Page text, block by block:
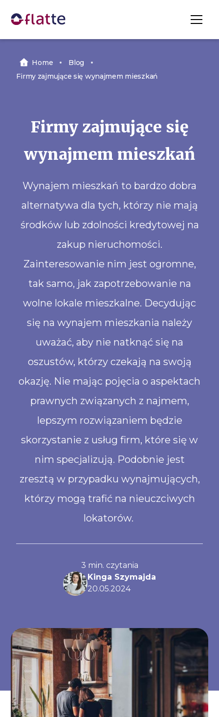
Home
Blog
Firmy zajmujące się wynajmem mieszkań
Firmy zajmujące się
wynajmem mieszkań
Wynajem mieszkań to bardzo dobra
alternatywa dla tych, którzy nie mają
środków lub zdolności kredytowej na
zakup nieruchomości.
Zainteresowanie nim jest ogromne,
tak samo, jak zapotrzebowanie na
wolne lokale mieszkalne. Decydując
się na wynajem mieszkania należy
uważać, aby nie natknąć się na
oszustów, którzy czekają na swoją
okazję. Nie mając pojęcia o aspektach
prawnych związanych z najmem,
lepszym rozwiązaniem będzie
skorzystanie z usług firm, które się w
nim specjalizują. Podobnie jest
zresztą w przypadku wynajmujących,
którzy mogą trafić na nieuczciwych
lokatorów.
Kinga Szymajda
20.05.2024
3 min. czytania